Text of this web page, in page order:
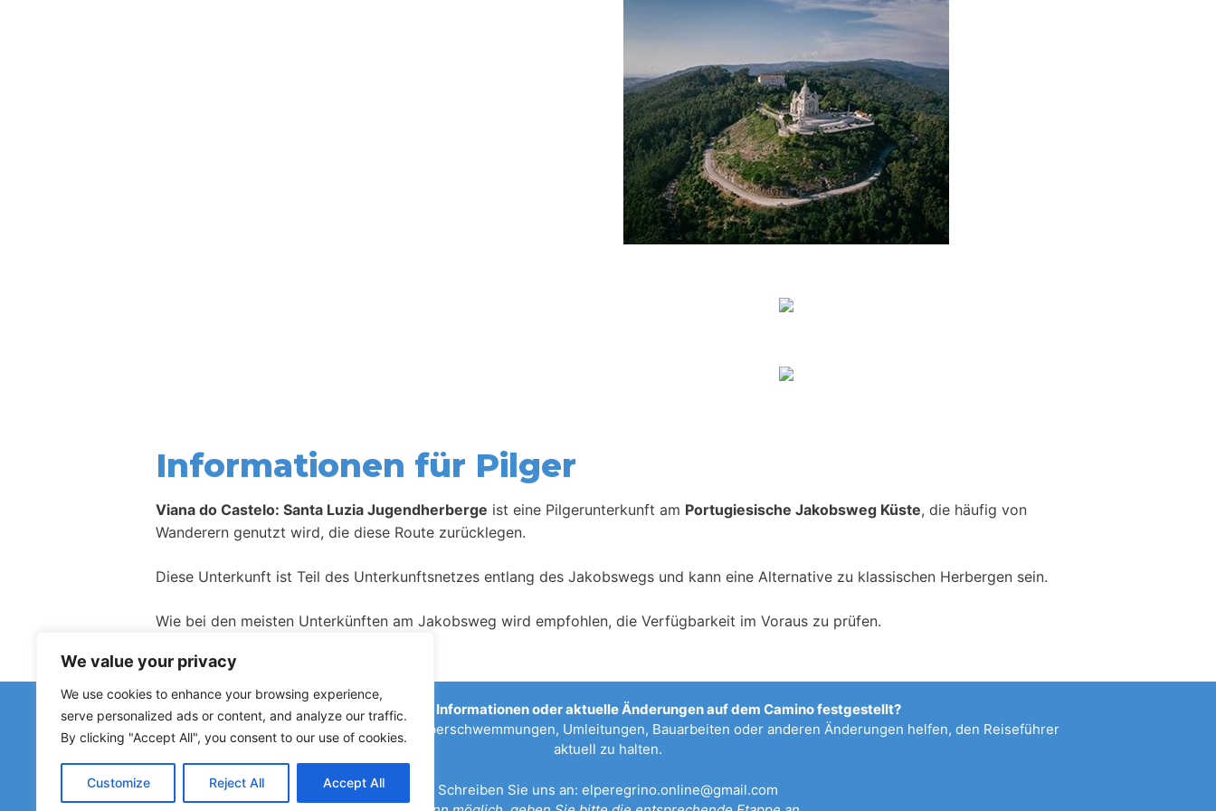
We value your privacy
We use cookies to enhance your browsing experience,
serve personalized ads or content, and analyze our traffic.
By clicking "Accept All", you consent to our use of cookies.
Customize Reject All Accept All
Informationen für Pilger
Viana do Castelo: Santa Luzia Jugendherberge ist eine Pilgerunterkunft am Portugiesische Jakobsweg Küste, die häufig von
Wanderern genutzt wird, die diese Route zurücklegen.
Diese Unterkunft ist Teil des Unterkunftsnetzes entlang des Jakobswegs und kann eine Alternative zu klassischen Herbergen sein.
Wie bei den meisten Unterkünften am Jakobsweg wird empfohlen, die Verfügbarkeit im Voraus zu prüfen.
Haben Sie falsche Informationen oder aktuelle Änderungen auf dem Camino festgestellt?
Hinweise zu geschlossenen Herbergen, Überschwemmungen, Umleitungen, Bauarbeiten oder anderen Änderungen helfen, den Reiseführer
aktuell zu halten.
Schreiben Sie uns an: elperegrino.online@gmail.com